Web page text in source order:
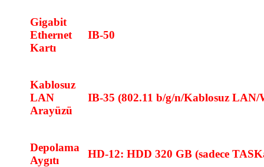
Gigabit
Ethernet
Kartı
IB-50
Kablosuz
LAN
Arayüzü
IB-35 (802.11 b/g/n/Kablosuz LAN/
Depolama
Aygıtı
HD-12: HDD 320 GB (sadece